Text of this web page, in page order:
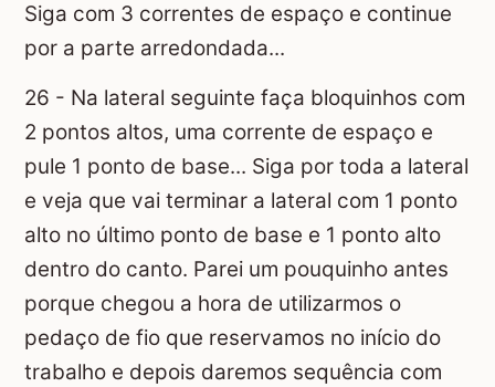
Siga com 3 correntes de espaço e continue
por a parte arredondada...
26 - Na lateral seguinte faça bloquinhos com
2 pontos altos, uma corrente de espaço e
pule 1 ponto de base... Siga por toda a lateral
e veja que vai terminar a lateral com 1 ponto
alto no último ponto de base e 1 ponto alto
dentro do canto. Parei um pouquinho antes
porque chegou a hora de utilizarmos o
pedaço de fio que reservamos no início do
trabalho e depois daremos sequência com